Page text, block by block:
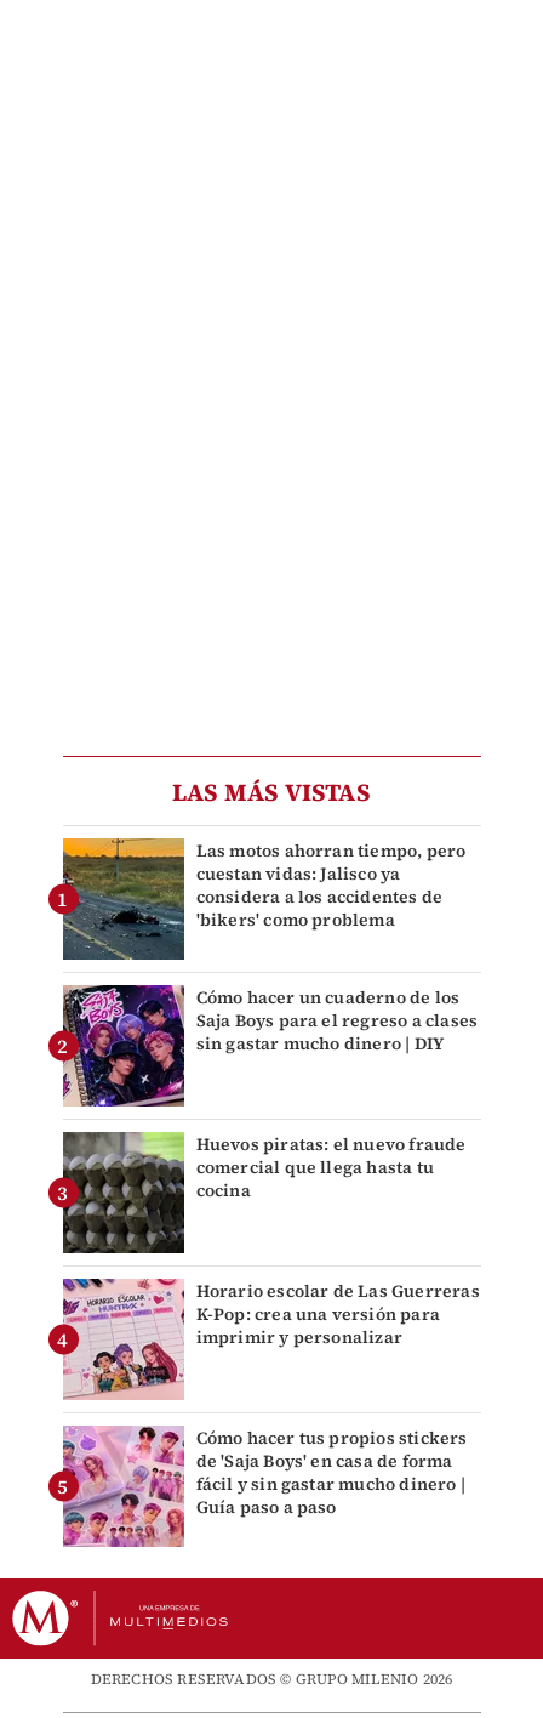
LAS MÁS VISTAS
Las motos ahorran tiempo, pero
cuestan vidas: Jalisco ya
considera a los accidentes de
'bikers' como problema
Cómo hacer un cuaderno de los
Saja Boys para el regreso a clases
sin gastar mucho dinero | DIY
Huevos piratas: el nuevo fraude
comercial que llega hasta tu
cocina
Horario escolar de Las Guerreras
K-Pop: crea una versión para
imprimir y personalizar
Cómo hacer tus propios stickers
de 'Saja Boys' en casa de forma
fácil y sin gastar mucho dinero |
Guía paso a paso
DERECHOS RESERVADOS © GRUPO MILENIO 2026